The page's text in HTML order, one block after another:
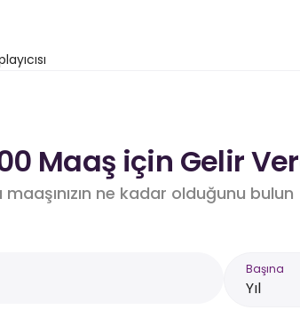
Maaş için Gelir
ne kadar olduğunu bulun
Başına
Yıl